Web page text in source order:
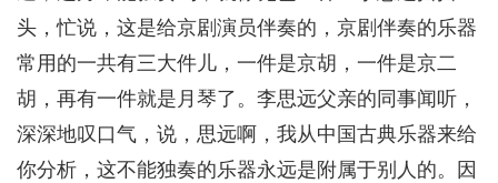
头，忙说，这是给京剧演员伴奏的，京剧伴奏的乐器
常用的一共有三大件儿，一件是京胡，一件是京二
胡，再有一件就是月琴了。李思远父亲的同事闻听，
深深地叹口气，说，思远啊，我从中国古典乐器来给
你分析，这不能独奏的乐器永远是附属于别人的。因